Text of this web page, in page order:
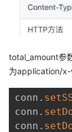
total_amount参
为application/
conn .
conn .
conn .